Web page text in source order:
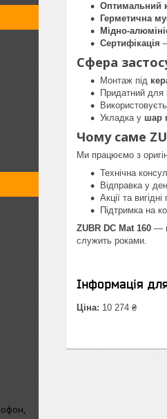
Оптимальний
Герметична
Мідно-
Сертифікація
Сфера
Монтаж під
Придатний для
Укладка у шар
Чому саме
Ми працюємо з
Технічна
Відправка у
Акції та вигідні
Підтримка на
ZUBR DC Mat 160 —
служить роками.
Інформація
Ціна: 10 274 ₴